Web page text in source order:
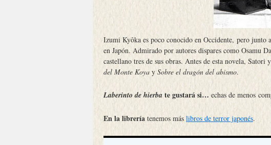
Izumi Kyôka es poco conocido en Occidente, pero
en Japón. Admirado por autores dispares como Osamu
castellano tres de sus obras. Antes de esta novela, Satori
del Monte Koya y Sobre el dragón del abismo.
Laberinto de hierba te gustará si… echas de menos
En la librería tenemos más libros de terror japonés.